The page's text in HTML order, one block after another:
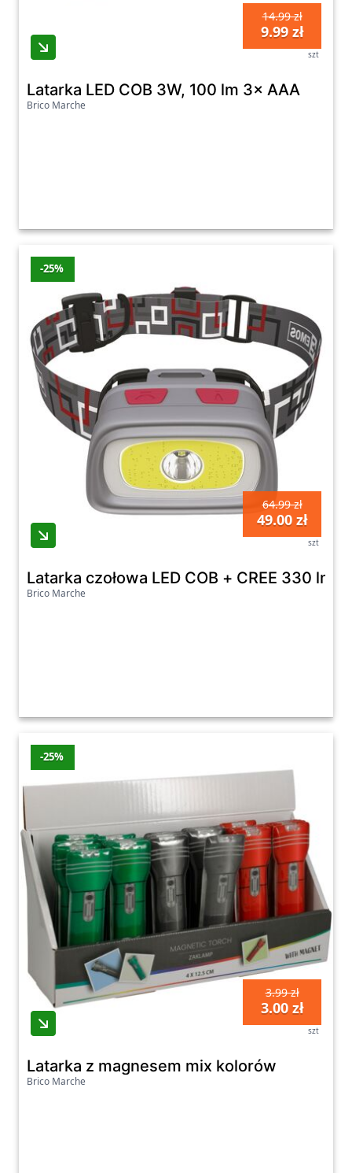
14.99 zł
9.99 zł
szt
Latarka LED COB 3W, 100 lm 3× AAA
Brico Marche
-25%
64.99 zł
49.00 zł
szt
Latarka czołowa LED COB + CREE 330 lm,
Brico Marche
-25%
3.99 zł
3.00 zł
szt
Latarka z magnesem mix kolorów
Brico Marche